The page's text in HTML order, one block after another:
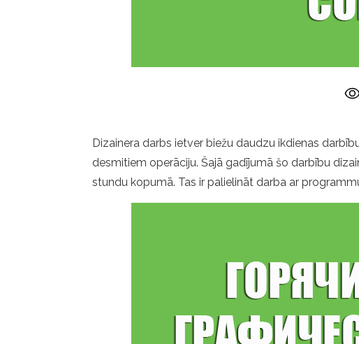
Dizainera darbs ietver biežu daudzu ikdienas
desmitiem operāciju. Šajā gadījumā šo darbību
stundu kopumā. Tas ir palielināt darba ar